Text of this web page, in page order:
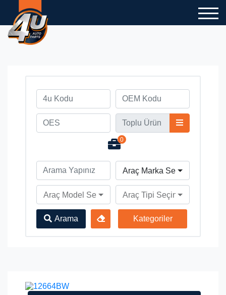
0
Araç Marka Seçiniz
Araç Model Seçiniz Araç Tipi Seçiniz
Arama Kategoriler